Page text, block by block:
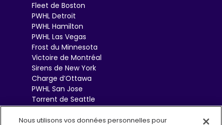
Fleet de Boston
PWHL Detroit
PWHL Hamilton
PWHL Las Vegas
Frost du Minnesota
Victoire de Montréal
Sirens de New York
Charge d’Ottawa
PWHL San Jose
Torrent de Seattle
Sceptres de Toronto
Goldeneyes de
Nous utilisons vos données personnelles pour